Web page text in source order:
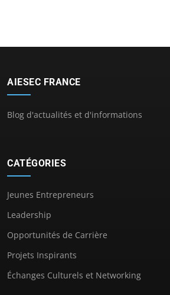
AIESEC FRANCE
Blog d'actualités et d'informations
CATÉGORIES
Jeunes Entrepreneurs
Leadership
Opportunités de Carrière
Projets Inspirants
Échanges Culturels et Networking